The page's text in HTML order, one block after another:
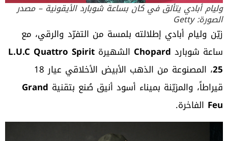
وليام أبادي يتألق في كان بساعة شوبارد الأيقونية – مصدر
الصورة: Getty
زيّن وليام أبادي إطلالته بلمسة من التفرّد والرقي، مع
ساعة شوبارد Chopard الشهيرة L.U.C Quattro Spirit
25
، المصنوعة من الذهب الأبيض الأخلاقي عيار 18
قيراطاً، والمزيّنة بميناء أسود أنيق صُنع بتقنية Grand
Feu الفاخرة.